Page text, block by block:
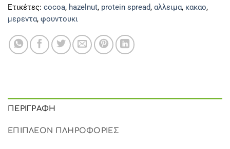
Ετικέτες: cocoa, hazelnut, protein spread, αλλειμα, κακαο,
μερεντα, φουντουκι
ΠΕΡΙΓΡΑΦΉ
ΕΠΙΠΛΈΟΝ ΠΛΗΡΟΦΟΡΊΕΣ